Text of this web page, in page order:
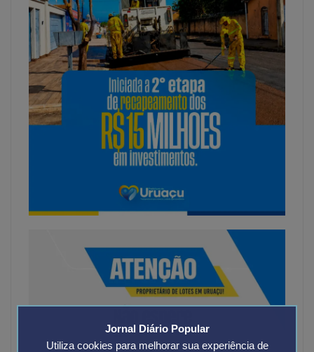
Jornal Diário Popular
Utiliza cookies para melhorar sua experiência de